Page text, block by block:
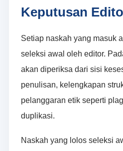
Keputusan
Setiap naskah yang masuk
seleksi awal oleh editor.
akan diperiksa dari sisi
penulisan, kelengkapan
pelanggaran etik seperti
duplikasi.
Naskah yang lolos seleksi